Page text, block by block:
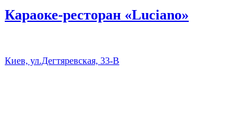
Караоке-ресторан «Luciano»
Киев, ул.Дегтяревская, 33-В